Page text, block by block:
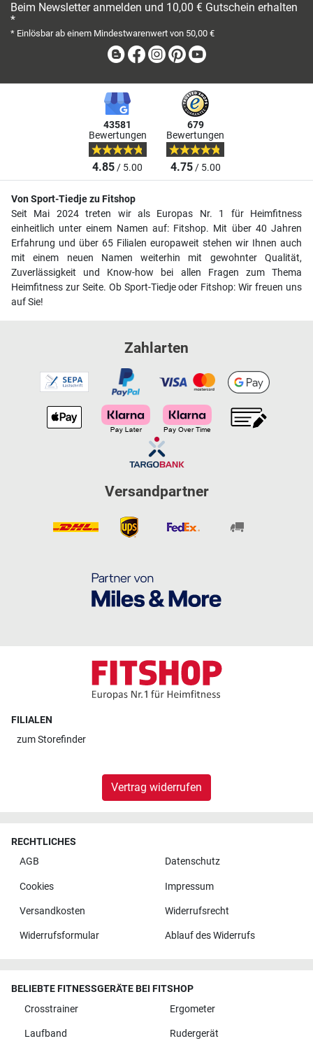
Beim Newsletter anmelden und 10,00 € Gutschein erhalten
*
* Einlösbar ab einem Mindestwarenwert von 50,00 €
BlogFacebook
Instagram
Pinterest
43581
Bewertungen
4.85/ 5.00
679
Bewertungen
4.75/ 5.00
Von Sport-Tiedje zu Fitshop
Seit Mai 2024 treten wir als Europas Nr. 1 für Heimfitness
einheitlich unter einem Namen auf: Fitshop. Mit über 40 Jahren
Erfahrung und über 65 Filialen europaweit stehen wir Ihnen auch
mit einem neuen Namen weiterhin mit gewohnter Qualität,
Zuverlässigkeit und Know-how bei allen Fragen zum Thema
Heimfitness zur Seite. Ob Sport-Tiedje oder Fitshop: Wir freuen uns
auf Sie!
Zahlarten
Versandpartner
FILIALEN
zumStorefinder
Vertrag widerrufen
RECHTLICHES
AGB
Datenschutz
Cookies Impressum
Versandkosten Widerrufsrecht
Widerrufsformular Ablauf des Widerrufs
BELIEBTE FITNESSGERÄTE BEI FITSHOP
Crosstrainer
Ergometer
Laufband Rudergerät